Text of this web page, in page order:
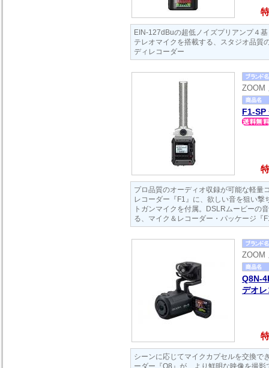
EIN-127dBuの超低ノイズプリアンプ４
テレオマイクを搭載する、スタジオ品質
ディレコーダー
ZOOM
F1-
プロ品質のオーディオ収録が可能な軽量
レコーダー『F1』に、欲しい音を狙い撃
トガンマイクを付属。DSLRムービーの
る、マイク＆レコーダー・パッケージ『
ZOOM
Q8N-
デオ
シーンに応じてマイクカプセルを交換で
ーダー『Q8』が、より鮮明な映像を撮